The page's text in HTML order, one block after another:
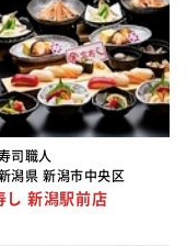
司職人
潟県 新潟市中央区
し 新潟駅前店